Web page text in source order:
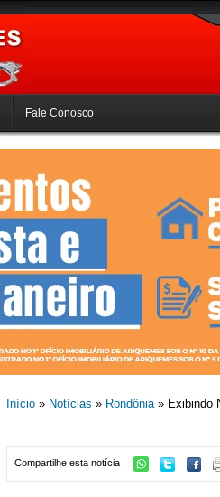
Fale Conosco
Início» Notícias » Rondônia» Exibindo
Compartilhe esta notícia